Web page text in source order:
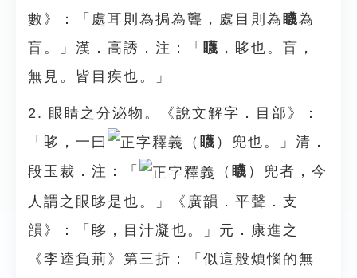
數》：「處耳則為挶為聾，處目則為 䁾為
盲。」漢．高誘．注：「 䁾 ，眵也。盲，
無見。皆目疾也。」
2. 眼睛之分泌物。《說文解字．目部》：
「眵，一曰
（ 䁾 ）兜也。」清．
段玉裁．注：「
（ 䁾 ）兜者，今
人謂之眼眵是也。」《廣韻．平聲．支
韻》：「眵，目汁凝也。」元．康進之
《李逵負荊》第三折：「似這般煩惱的無